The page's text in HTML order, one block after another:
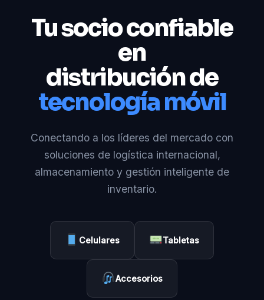
Tu socio confiable
en
distribución de
tecnología móvil
Conectando a los líderes del mercado con
soluciones de logística internacional,
almacenamiento y gestión inteligente de
inventario.
Celulares Tabletas
Accesorios